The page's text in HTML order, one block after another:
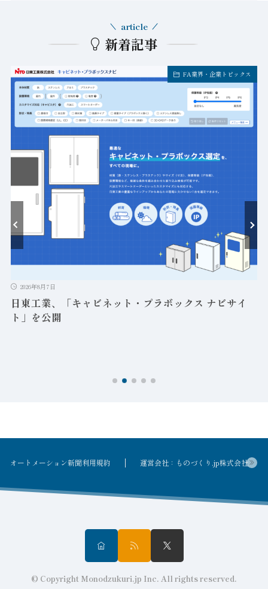
新着記事
article
FA業界・企業トピックス
2026年8月7日
日東工業、「キャビネット・プラボックス ナビサイ
ト」を公開
オートメーション新聞利用規約 運営会社：ものづくり.jp株式会社
© Copyright Monodzukuri.jp Inc. All rights reserved.